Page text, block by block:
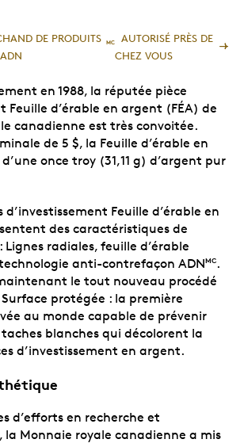
DE PRODUITS
MCAUTORISÉ PRÈS DE
CHEZ VOUS
en 1988, la réputée pièce
Feuille d’érable en argent (FÉA) de
canadienne est très convoitée.
de 5 $, la Feuille d’érable en
once troy (31,11 g) d’argent pur
d’investissement Feuille d’érable en
des caractéristiques de
radiales, feuille d’érable
anti-contrefaçon ADNMC.
le tout nouveau procédé
Surface protégée : la première
au monde capable de prévenir
blanches qui décolorent la
d’investissement en argent.
d’efforts en recherche et
la Monnaie royale canadienne a mis